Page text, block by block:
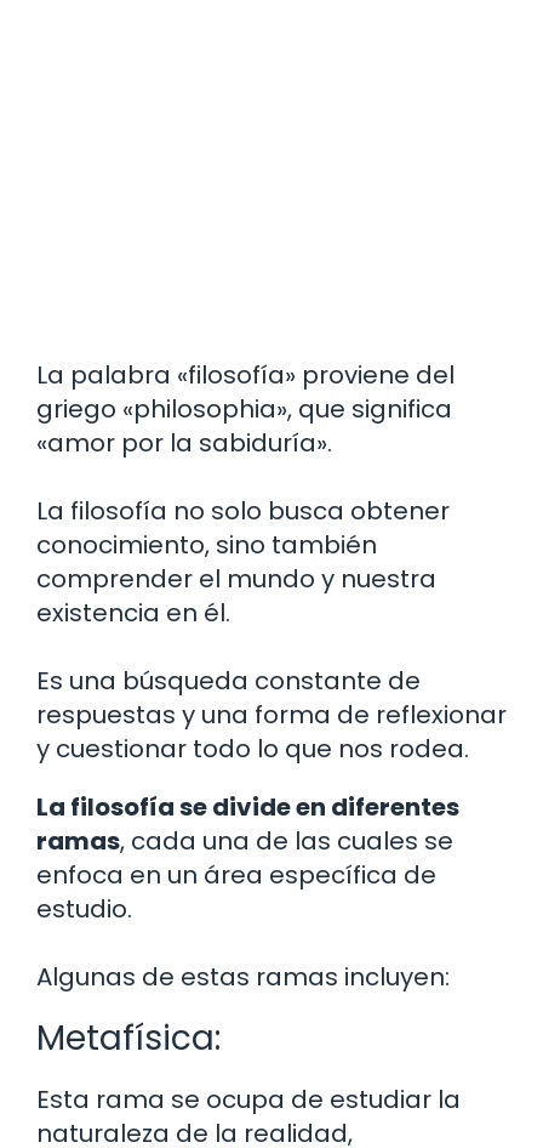
La palabra «filosofía» proviene del
griego «philosophia», que significa
«amor por la sabiduría».
La filosofía no solo busca obtener
conocimiento, sino también
comprender el mundo y nuestra
existencia en él.
Es una búsqueda constante de
respuestas y una forma de reflexionar
y cuestionar todo lo que nos rodea.
La filosofía se divide en diferentes
ramas, cada una de las cuales se
enfoca en un área específica de
estudio.
Algunas de estas ramas incluyen:
Metafísica:
Esta rama se ocupa de estudiar la
naturaleza de la realidad,